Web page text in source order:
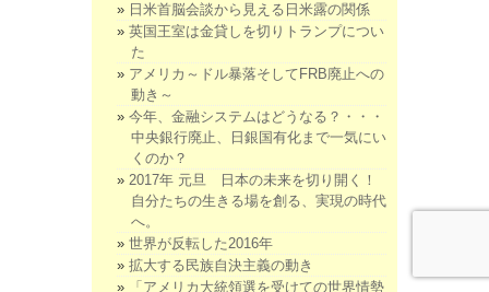
日米首脳会談から見える日米露の関係
英国王室は金貸しを切りトランプについ
た
アメリカ～ドル暴落そしてFRB廃止への
動き～
今年、金融システムはどうなる？・・・
中央銀行廃止、日銀国有化まで一気にい
くのか？
2017年 元旦 日本の未来を切り開く！
自分たちの生きる場を創る、実現の時代
へ。
世界が反転した2016年
拡大する民族自決主義の動き
「アメリカ大統領選を受けての世界情勢